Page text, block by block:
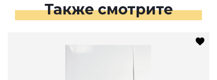
Также смотрите